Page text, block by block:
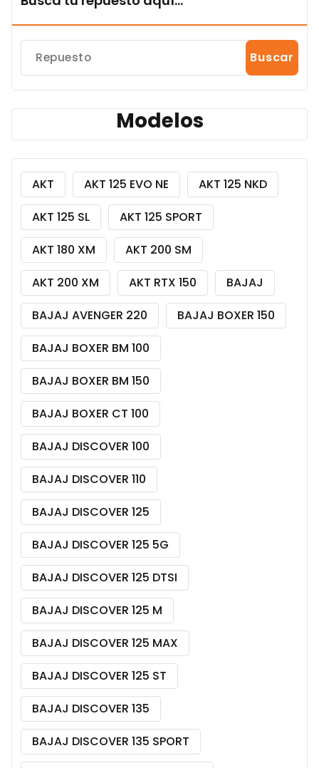
Buscar
Modelos
AKT AKT 125 EVO NE
AKT 125 NKD
AKT 125 SL
AKT 125 SPORT
AKT 180 XM
AKT 200 SM
AKT 200 XM
AKT RTX 150
BAJAJ
BAJAJ AVENGER 220
BAJAJ BOXER 150
BAJAJ BOXER BM 100
BAJAJ BOXER BM 150
BAJAJ BOXER CT 100
BAJAJ DISCOVER 100
BAJAJ DISCOVER 110
BAJAJ DISCOVER 125
BAJAJ DISCOVER 125 5G
BAJAJ DISCOVER 125 DTSI
BAJAJ DISCOVER 125 M
BAJAJ DISCOVER 125 MAX
BAJAJ DISCOVER 125 ST
BAJAJ DISCOVER 135
BAJAJ DISCOVER 135 SPORT